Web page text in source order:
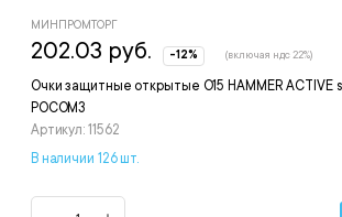
Очки защитные открытые О15 HAMMER ACTIVE
РОСОМЗ
Артикул: 11562
МИНПРОМТОРГ
202.03 руб. -12% (включая ндс 22%)
В наличии 126 шт.